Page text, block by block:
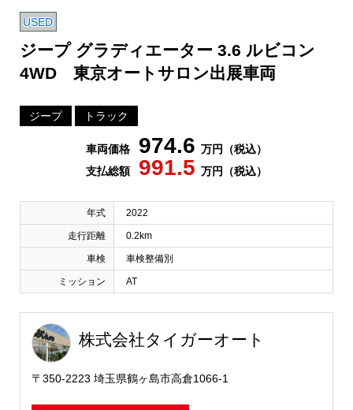
USED
ジープ グラディエーター 3.6 ルビコン
4WD 東京オートサロン出展車両
ジープ トラック
車両価格 974.6 万円（税込）
支払総額
991.5 万円（税込）
年式 2022
走行距離 0.2km
車検 車検整備別
ミッション AT
株式会社タイガーオート
〒350-2223 埼玉県鶴ヶ島市高倉1066-1